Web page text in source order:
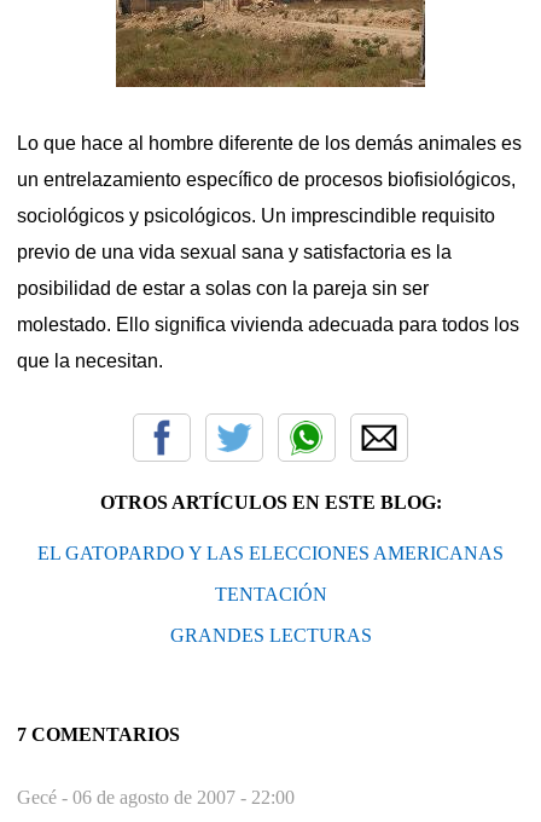
Lo que hace al hombre diferente de los demás animales es
un entrelazamiento específico de procesos biofisiológicos,
sociológicos y psicológicos. Un imprescindible requisito
previo de una vida sexual sana y satisfactoria es la
posibilidad de estar a solas con la pareja sin ser
molestado. Ello significa vivienda adecuada para todos los
que la necesitan.
OTROS ARTÍCULOS EN ESTE BLOG:
EL GATOPARDO Y LAS ELECCIONES AMERICANAS
TENTACIÓN
GRANDES LECTURAS
7 COMENTARIOS
Gecé - 06 de agosto de 2007 - 22:00